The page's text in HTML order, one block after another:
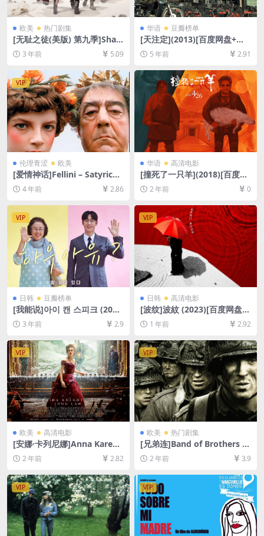
欧美 热门剧集
[无耻之徒(美版) 第九季]Sha
meless Season 9 (2018)[百
度网盘+夸克网盘1080P超清
未删减资源][网盘在线播放/下
载][MP4/42GB][中英字幕]
3 年前 5.09
华语 豆瓣榜单
[天注定](2013)[百度网盘+夸
克网盘+迅雷云盘资源1080P
超清未删减][MP4/8.3GB][原
声中字]
5 年前 2.91
VIP
伦理青涩 欧美
[爱情神话]Fellini – Satyricon
(1969)[百度网盘+迅雷云盘资
源1080P超清未删减][MP4/8.
2GB][中文字幕]
4 年前 2.86
华语 高清电影
[撞死了一只羊](2018)[百度网
盘+夸克网盘1080P超清未删
减资源][网盘在线播放/下载]
[MP4/5.2GB][中文字幕]
2 年前 0
VIP
日韩 豆瓣榜单
[我能说]아이 캔 스피크 (201
7)[百度网盘+夸克网盘1080P
超清未删减资源][网盘在线播
幕]
3 年前 2.9
VIP
日韩 高清电影
[波纹]波紋 (2023)[百度网盘
+夸克网盘1080P超清未删减
资源][网盘在线播放/下载][MP
1 年前 2.92
VIP
欧美 高清电影
[安娜·卡列尼娜]Anna Kareni
na (2012)[百度网盘+夸克网盘
1080P超清未删减资源][网盘
在线播放/下载][MP4/8.9GB]
[中文字幕]
2 年前 2.82
VIP
欧美 热门剧集
[兄弟连]Band of Brothers (2
001)[百度网盘+夸克网盘1080
P超清未删减资源][网盘在线播
放/下载][MP4/41GB][中英字
幕]
2 年前 3.9
VIP VIP